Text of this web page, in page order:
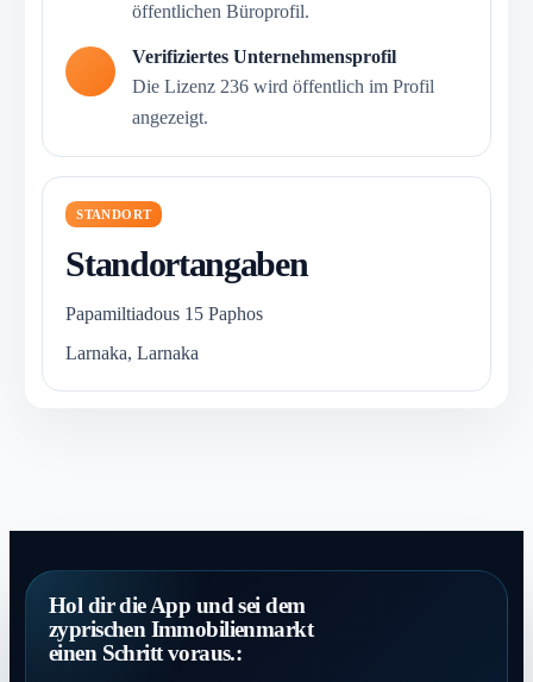
öffentlichen Büroprofil.
Verifiziertes Unternehmensprofil
Die Lizenz 236 wird öffentlich im Profil
angezeigt.
STANDORT
Standortangaben
Papamiltiadous 15 Paphos
Larnaka, Larnaka
Hol dir die App und sei dem
zyprischen Immobilienmarkt
einen Schritt voraus.: